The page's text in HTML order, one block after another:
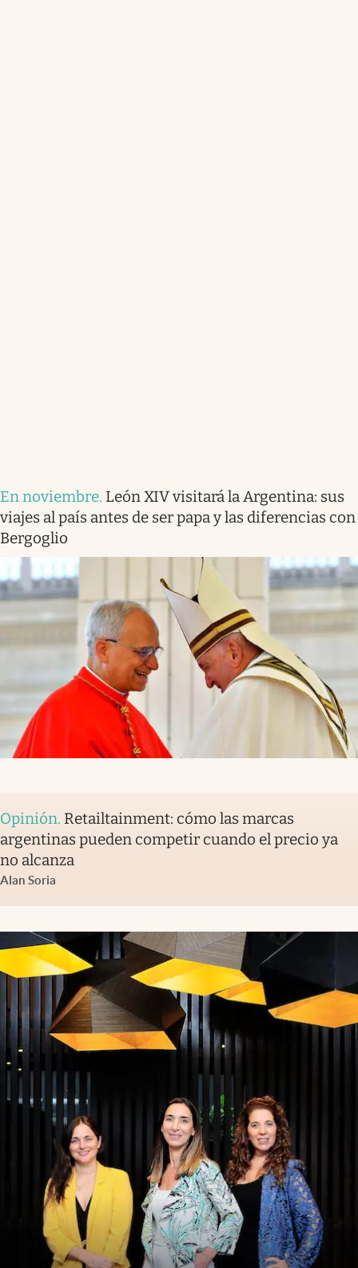
En noviembre. León XIV visitará la Argentina: sus
viajes al país antes de ser papa y las diferencias con
Bergoglio
Opinión. Retailtainment: cómo las marcas
argentinas pueden competir cuando el precio ya
no alcanza
Alan Soria